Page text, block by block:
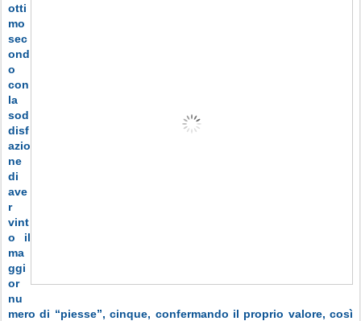
otti
mo
sec
ond
o
con
la
sod
disf
azio
ne
di
ave
r
vint
o il
ma
ggi
or
nu
mero di “piesse”, cinque, confermando il proprio valore, così